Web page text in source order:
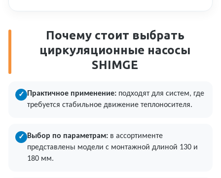
Почему стоит выбрать
циркуляционные насосы
SHIMGE
✓ Практичное применение: подходят для систем, где
требуется стабильное движение теплоносителя.
✓ Выбор по параметрам: в ассортименте
представлены модели с монтажной длиной 130 и
180 мм.